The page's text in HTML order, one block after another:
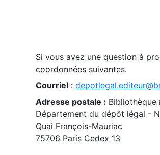
Si vous avez une question à
coordonnées suivantes.
Courriel :
Adresse postale : Bibliothèque
Département du dépôt légal -
Quai François-Mauriac
75706 Paris Cedex 13